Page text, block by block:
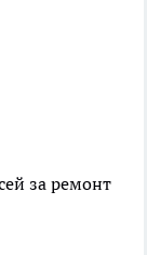
за ремонт